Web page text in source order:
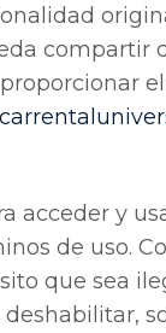
compartir
acceder y
de uso.
que sea